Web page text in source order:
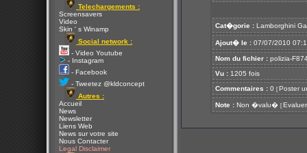
Telechargements :
Screensavers
Video
Skin ' s Winamp
Social network :
- Video Youtube
- Instagram
- Facebook
- Tweetez @kldconcept
Autres :
Accueil
News
Newsletter
Liens Web
News sur votre site
Nous Contacter
Legal Disclaimer
Cat�gorie : Lamborghini
Ajout� le : 07/07/2010
Nom du fichier : polizia-
Vu : 1205 fois
Commentaires : 0 [ Poster
Note : Non �valu� [ Evaluer